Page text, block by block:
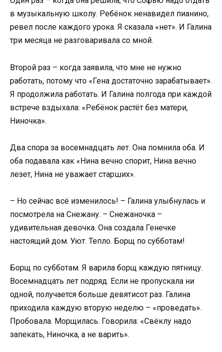
в музыкальную школу. Ребёнок ненавидел пианино,
ревел после каждого урока. Я сказала «нет». И Галина
три месяца не разговаривала со мной.
Второй раз – когда заявила, что мне не нужно
работать, потому что «Гена достаточно зарабатывает».
Я продолжила работать. И Галина полгода при каждой
встрече вздыхала: «Ребёнок растёт без матери,
Ниночка».
Два спора за восемнадцать лет. Она помнила оба. И
оба подавала как «Нина вечно спорит, Нина вечно
лезет, Нина не уважает старших».
– Но сейчас всё изменилось! – Галина улыбнулась и
посмотрела на Снежану. – Снежаночка –
удивительная девочка. Она создала Генечке
настоящий дом. Уют. Тепло. Борщ по субботам!
Борщ по субботам. Я варила борщ каждую пятницу.
Восемнадцать лет подряд. Если не пропускала ни
одной, получается больше девятисот раз. Галина
приходила каждую вторую неделю – «проведать».
Пробовала. Морщилась. Говорила: «Свёклу надо
запекать, Ниночка, а не варить».